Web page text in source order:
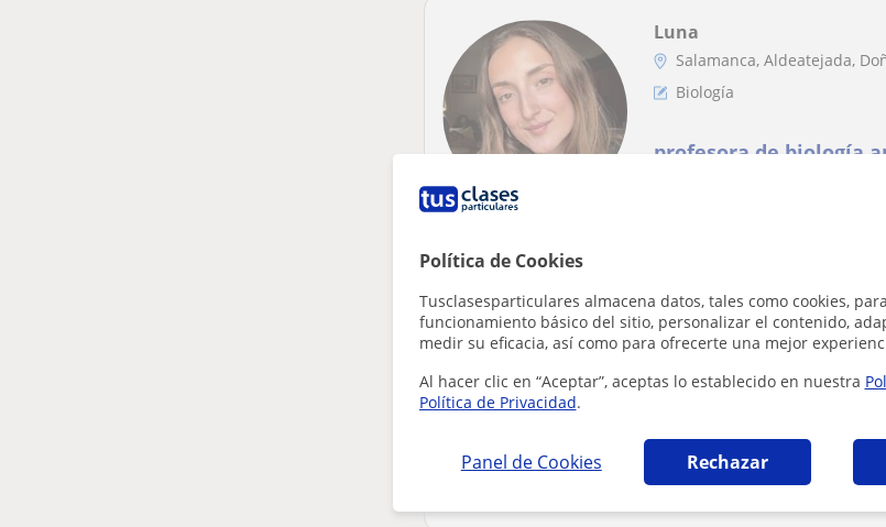
Política de Cookies
Tusclasesparticulares almacena datos, tales como cookies,
funcionamiento básico del sitio, personalizar el contenido,
medir su eficacia, así como para ofrecerte una mejor
Al hacer clic en “Aceptar”, aceptas lo establecido en nuestra
Política de Privacidad.
Panel de Cookies Rechazar
Luna
Salamanca, Aldeatejada,
Biología
profesora de biología
Bióloga y profesora cercana y
María Montealegre
Doñinos De Salamanca
Matemáticas: Matemáticas
Clases particulares a
Castellana e Inglés.
Clases particulares a